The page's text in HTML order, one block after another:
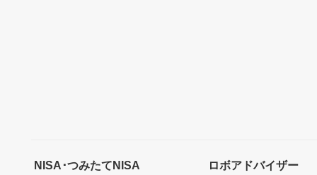
NISA･つみたてNISA ロボアドバイザー